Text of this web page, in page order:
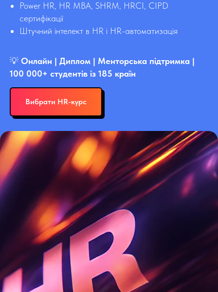
Power HR, HR MBA, SHRM, HRCI, CIPD
сертифікації
Штучний інтелект в HR і HR-автоматизація
💡 Онлайн | Диплом | Менторська підтримка |
100 000+ студентів із 185 країн
Вибрати HR-курс